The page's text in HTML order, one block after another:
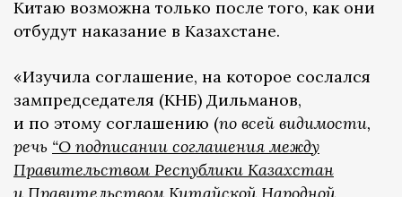
Китаю возможна только после того, как они
отбудут наказание в Казахстане.
«Изучила соглашение, на которое сослался
зампредседателя (КНБ) Дильманов,
и по этому соглашению (по всей видимости,
речь “О подписании соглашения между
Правительством Республики Казахстан
и Правительством Китайской Народной